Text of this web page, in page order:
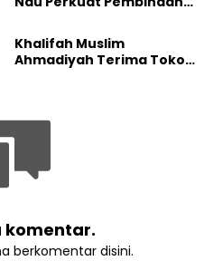
Masa Depan
Khalifah Muslim
Ahmadiyah Terima Tokoh
komentar.
berkomentar disini.